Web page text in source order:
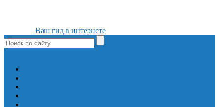
Ваш гид в интернете